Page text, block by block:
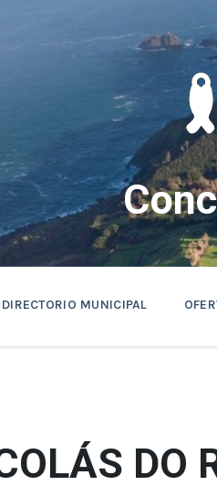
DIRECTORIO MUNICIPAL
DO